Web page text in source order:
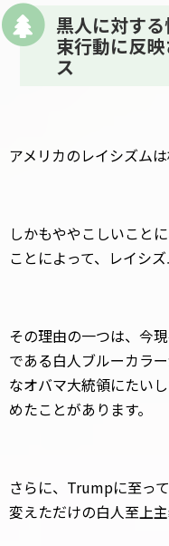
黒人に対す
束行動に反
ス
アメリカのレイシズムは
しかもややこしいこと
ことによって、レイシ
その理由の一つは、今
である白人ブルーカラ
なオバマ大統領にたい
めたことがあります。
さらに、Trumpに至っ
変えただけの白人至上